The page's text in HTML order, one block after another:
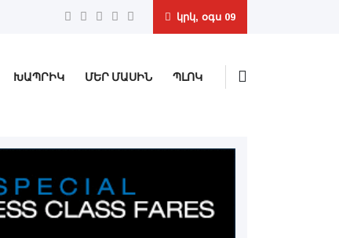
կրկ, օգս 09
ԽԱՊՐԻԿ ՄԵՐ ՄԱՍԻՆ
ՊԼՈԿ